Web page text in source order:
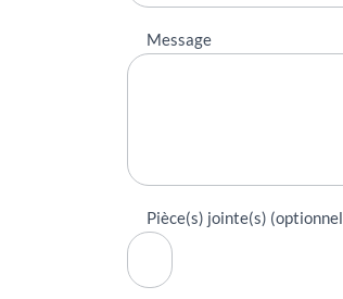
Message
Pièce(s) jointe(s)